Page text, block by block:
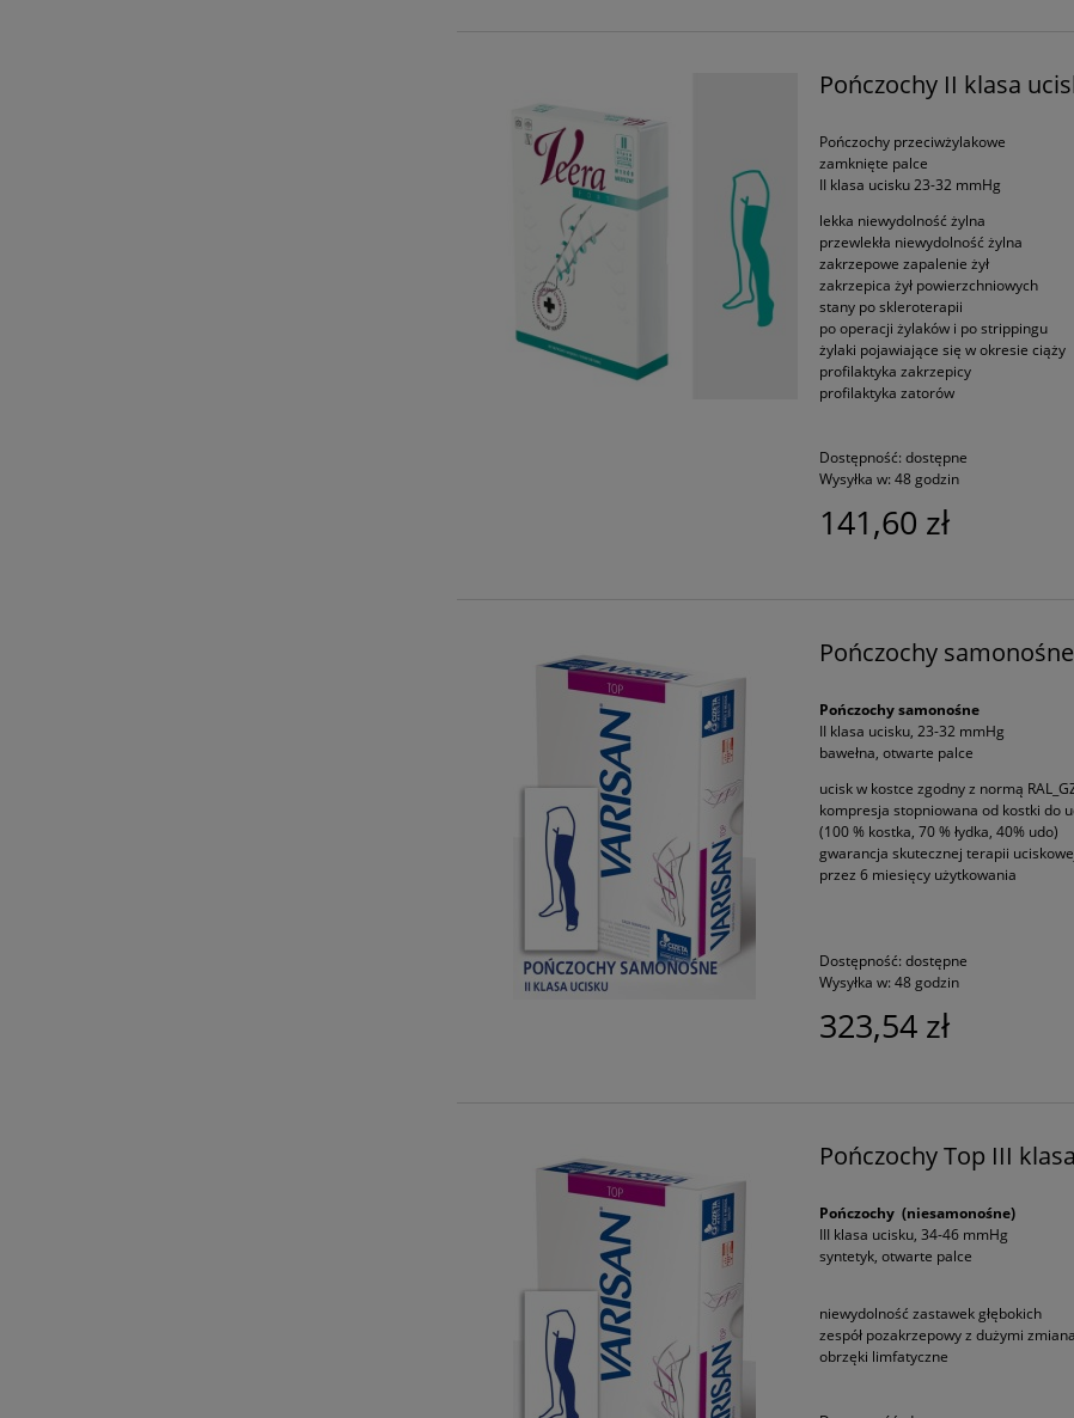
Pończochy II klasa
Pończochy przeciwżylakowe
zamknięte palce
II klasa ucisku 23-32 mmHg
lekka niewydolność żylna
przewlekła niewydolność żylna
zakrzepowe zapalenie żył
zakrzepica żył powierzchniowych
stany po skleroterapii
po operacji żylaków i po strippingu
żylaki pojawiające się w okresie ciąży
profilaktyka zakrzepicy
profilaktyka zatorów
Dostępność: dostępne
Wysyłka w: 48 godzin
141,60 zł
Pończochy
Pończochy samonośne
II klasa ucisku, 23-32 mmHg
bawełna, otwarte palce
ucisk w kostce zgodny z normą
kompresja stopniowana od kostki do
(100 % kostka, 70 % łydka, 40% udo)
gwarancja skutecznej terapii
przez 6 miesięcy użytkowania
Dostępność: dostępne
Wysyłka w: 48 godzin
323,54 zł
Pończochy Top III
Pończochy (niesamonośne)
III klasa ucisku, 34-46 mmHg
syntetyk, otwarte palce
niewydolność zastawek głębokich
zespół pozakrzepowy z dużymi
obrzęki limfatyczne